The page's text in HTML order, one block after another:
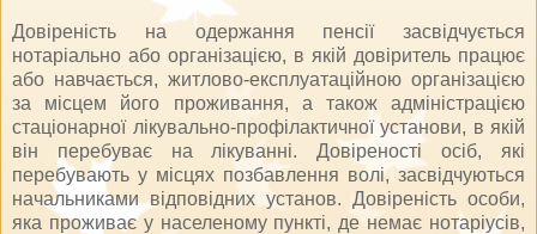
Довіреність на одержання пенсії засвідчується
нотаріально або організацією, в якій довіритель працює
або навчається, житлово-експлуатаційною організацією
за місцем його проживання, а також адміністрацією
стаціонарної лікувально-профілактичної установи, в якій
він перебуває на лікуванні. Довіреності осіб, які
перебувають у місцях позбавлення волі, засвідчуються
начальниками відповідних установ. Довіреність особи,
яка проживає у населеному пункті, де немає нотаріусів,